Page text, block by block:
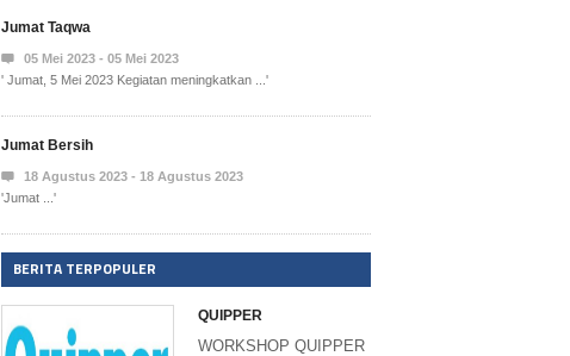
Jumat Taqwa

05 Mei 2023 - 05 Mei 2023
' Jumat, 5 Mei 2023 Kegiatan meningkatkan ...'
Jumat Bersih

18 Agustus 2023 - 18 Agustus 2023
'Jumat ...'
BERITA TERPOPULER
QUIPPER
WORKSHOP QUIPPER